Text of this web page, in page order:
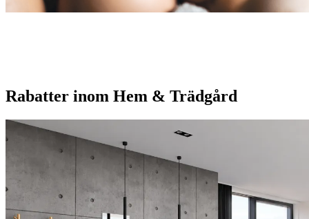
Rabatter inom Hem & Trädgård